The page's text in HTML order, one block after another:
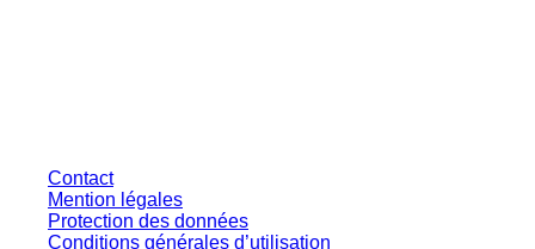
Contact
Mention légales
Protection des données
Conditions générales d’utilisation